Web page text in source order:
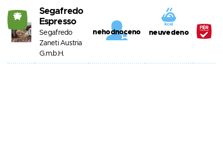
25
Segafredo
Espresso
Segafredo
Zaneti Austria
G.m.b.H.
nehodnoceno neuvedeno